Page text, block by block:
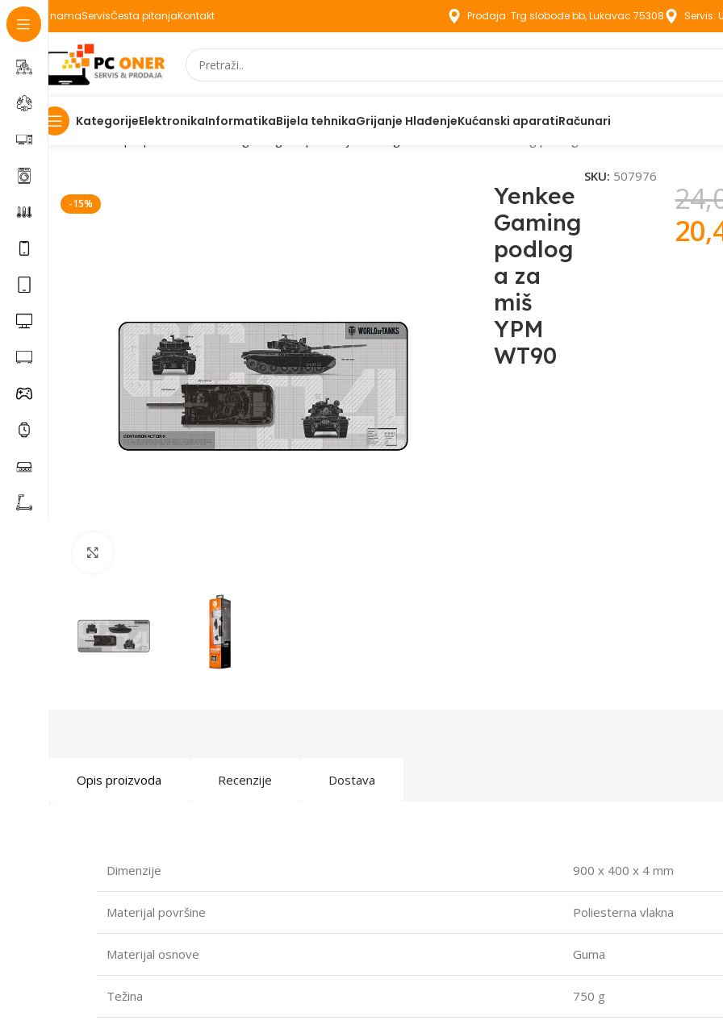
O namaServisČesta pitanjaKontakt Prodaja: Trg slobode bb, Lukavac 75308 Servis:
KategorijeElektronikaInformatikaBijela tehnikaGrijanje HlađenjeKućanski aparatiRačunari
Početna
-15%
Yenkee
Gaming
podlog
a za
miš
YPM
WT90
SKU: 507976
Opis proizvoda Recenzije Dostava
Dimenzije 900 x 400 x 4 mm
Materijal površine Poliesterna vlakna
Materijal osnove Guma
Težina 750 g